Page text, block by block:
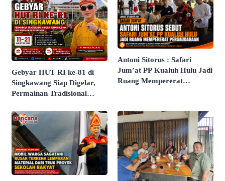
Gebyar HUT RI ke-81 di
Singkawang Siap Digelar,
Permainan Tradisional
Agenda Utama
Antoni Sitorus : Safari
Jum’at PP Kualuh Hulu Jadi
Ruang Mempererat